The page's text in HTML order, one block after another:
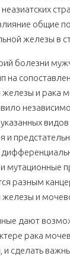
общие
железы в
болезни
на
железы и рака
и
мутационные
разным
железы и
дают
рака
и сделать